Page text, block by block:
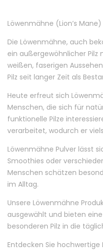
Löwenmähne (Lion’s Mane)
Die Löwenmähne, auch
ein außergewöhnlicher
weißen, faserigen
Pilz seit langer Zeit als
Heute erfreut sich
Menschen, die sich für
funktionelle Pilze
verarbeitet, wodurch er
Löwenmähne Pulver lässt
Smoothies oder
Menschen schätzen
im Alltag.
Unsere Löwenmähne
ausgewählt und bieten
besonderen Pilz in die
Entdecken Sie